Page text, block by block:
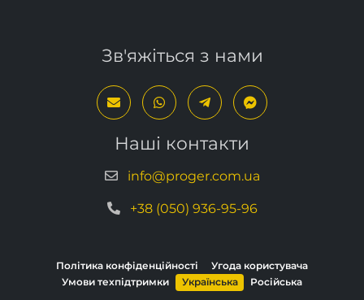
Наші контакти
info@proger.com.ua
+38 (050) 936-95-96